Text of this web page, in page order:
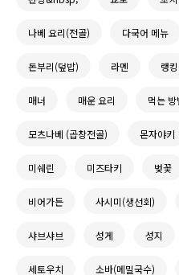
나베 요리(전골) 다국어 메뉴
돈부리(덮밥) 라멘 랭킹
매너 매운 요리 먹는 방
모츠나베 (곱창전골) 몬자야키
미쉐린 미즈타키 벚꽃
비어가든 사시미(생선회)
샤브샤브 성게 성지
세토우치 소바(메밀국수)